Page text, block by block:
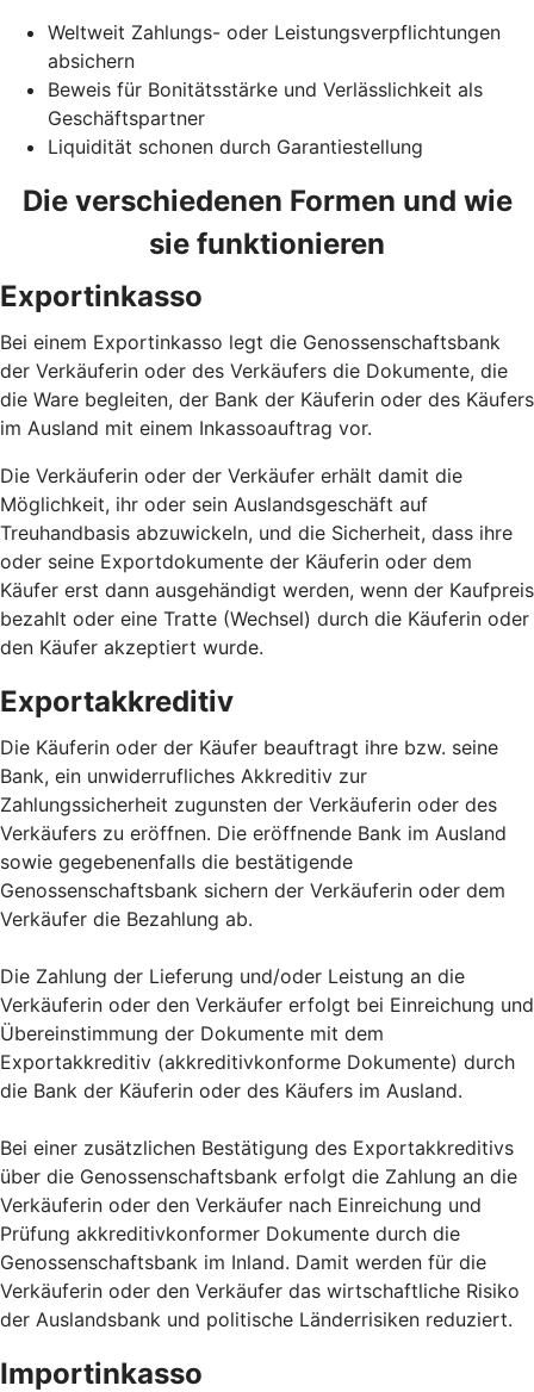
Weltweit Zahlungs- oder Leistungsverpflichtungen
absichern
Beweis für Bonitätsstärke und Verlässlichkeit als
Geschäftspartner
Liquidität schonen durch Garantiestellung
Die verschiedenen Formen und wie
sie funktionieren
Exportinkasso
Bei einem Exportinkasso legt die Genossenschaftsbank
der Verkäuferin oder des Verkäufers die Dokumente, die
die Ware begleiten, der Bank der Käuferin oder des Käufers
im Ausland mit einem Inkassoauftrag vor.
Die Verkäuferin oder der Verkäufer erhält damit die
Möglichkeit, ihr oder sein Auslandsgeschäft auf
Treuhandbasis abzuwickeln, und die Sicherheit, dass ihre
oder seine Exportdokumente der Käuferin oder dem
Käufer erst dann ausgehändigt werden, wenn der Kaufpreis
bezahlt oder eine Tratte (Wechsel) durch die Käuferin oder
den Käufer akzeptiert wurde.
Exportakkreditiv
Die Käuferin oder der Käufer beauftragt ihre bzw. seine
Bank, ein unwiderrufliches Akkreditiv zur
Zahlungssicherheit zugunsten der Verkäuferin oder des
Verkäufers zu eröffnen. Die eröffnende Bank im Ausland
sowie gegebenenfalls die bestätigende
Genossenschaftsbank sichern der Verkäuferin oder dem
Verkäufer die Bezahlung ab.
Die Zahlung der Lieferung und/oder Leistung an die
Verkäuferin oder den Verkäufer erfolgt bei Einreichung und
Übereinstimmung der Dokumente mit dem
Exportakkreditiv (akkreditivkonforme Dokumente) durch
die Bank der Käuferin oder des Käufers im Ausland.
Bei einer zusätzlichen Bestätigung des Exportakkreditivs
über die Genossenschaftsbank erfolgt die Zahlung an die
Verkäuferin oder den Verkäufer nach Einreichung und
Prüfung akkreditivkonformer Dokumente durch die
Genossenschaftsbank im Inland. Damit werden für die
Verkäuferin oder den Verkäufer das wirtschaftliche Risiko
der Auslandsbank und politische Länderrisiken reduziert.
Importinkasso